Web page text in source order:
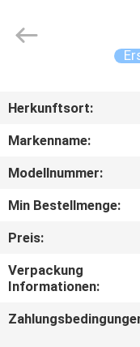
PRODUKTE
UNS
FABRIK-
AUSFLUG
Rights
Herkunftsort:
Markenname:
Modellnummer:
Min Bestellmenge:
Preis:
Verpackung
Informationen: